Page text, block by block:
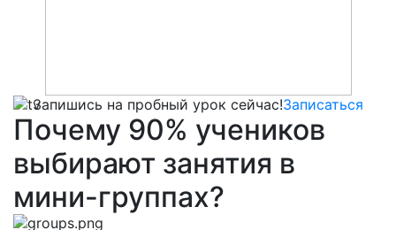
Запишись на пробный урок сейчас!Записаться
Почему 90% учеников
выбирают занятия в
мини-группах?